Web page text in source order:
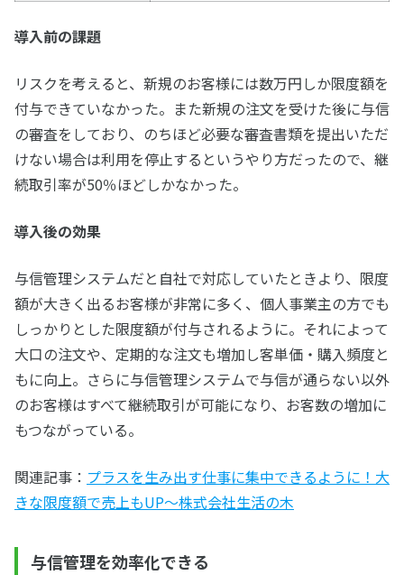
導入前の課題
リスクを考えると、新規のお客様には数万円しか限度額を
付与できていなかった。また新規の注文を受けた後に与信
の審査をしており、のちほど必要な審査書類を提出いただ
けない場合は利用を停止するというやり方だったので、継
続取引率が50％ほどしかなかった。
導入後の効果
与信管理システムだと自社で対応していたときより、限度
額が大きく出るお客様が非常に多く、個人事業主の方でも
しっかりとした限度額が付与されるように。それによって
大口の注文や、定期的な注文も増加し客単価・購入頻度と
もに向上。さらに与信管理システムで与信が通らない以外
のお客様はすべて継続取引が可能になり、お客数の増加に
もつながっている。
関連記事： プラスを生み出す仕事に集中できるように！大
きな限度額で売上もUP～株式会社生活の木
与信管理を効率化できる